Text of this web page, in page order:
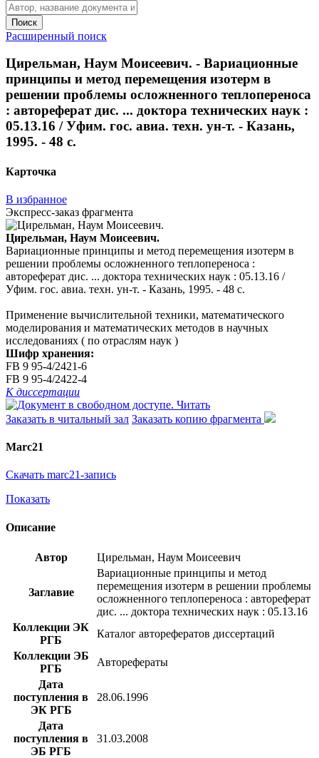
Поиск
Расширенный поиск
Цирельман, Наум Моисеевич. - Вариационные
принципы и метод перемещения изотерм в
решении проблемы осложненного теплопереноса
: автореферат дис. ... доктора технических наук :
05.13.16 / Уфим. гос. авиа. техн. ун-т. - Казань,
1995. - 48 с.
Карточка
В избранное
Экспресс-заказ фрагмента
Цирельман, Наум Моисеевич.
Вариационные принципы и метод перемещения изотерм в
решении проблемы осложненного теплопереноса :
автореферат дис. ... доктора технических наук : 05.13.16 /
Уфим. гос. авиа. техн. ун-т. - Казань, 1995. - 48 с.
Применение вычислительной техники, математического
моделирования и математических методов в научных
исследованиях ( по отраслям наук )
Шифр хранения:
FB 9 95-4/2421-6
FB 9 95-4/2422-4
К диссертации
Читать
Заказать в читальный зал Заказать копию фрагмента
Marc21
Скачать marc21-запись
Показать
Описание
Автор Цирельман, Наум Моисеевич
Заглавие
Вариационные принципы и метод
перемещения изотерм в решении проблемы
осложненного теплопереноса : автореферат
дис. ... доктора технических наук : 05.13.16
Коллекции ЭК
РГБ
Каталог авторефератов диссертаций
Коллекции ЭБ
РГБ
Авторефераты
Дата
поступления в
ЭК РГБ
28.06.1996
Дата
поступления в
ЭБ РГБ
31.03.2008